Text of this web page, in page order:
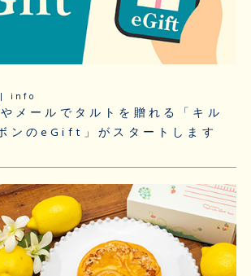
info
メールでタルトを贈れる「キル
ンのeGift」がスタートします